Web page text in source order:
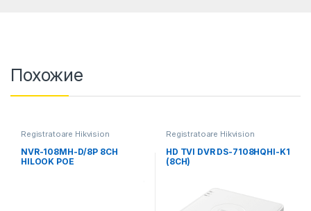
Похожие
Registratoare Hikvision
NVR-108MH-D/8P 8CH
HILOOK POE
Registratoare Hikvision
HD TVI DVR DS-7108HQHI-K1
(8CH)